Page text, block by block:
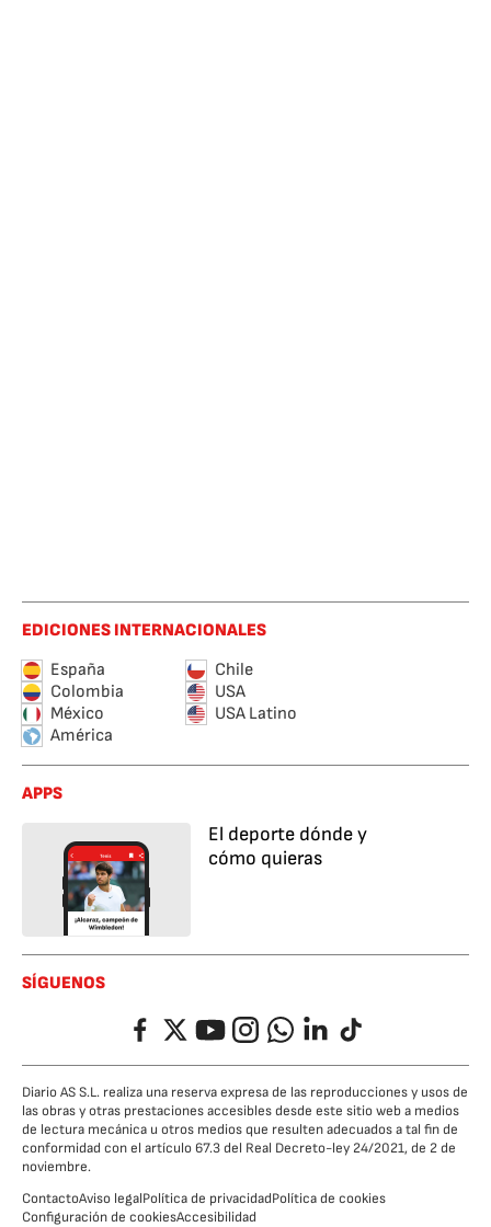
EDICIONES INTERNACIONALES
España
Chile
Colombia
USA
México
USA Latino
América
APPS
El deporte dónde y
cómo quieras
SÍGUENOS
FacebookTwitterYouTubeInstagramWhatsappLinkedIn
TikTok
Diario AS S.L. realiza una reserva expresa de las reproducciones y usos de
las obras y otras prestaciones accesibles desde este sitio web a medios
de lectura mecánica u otros medios que resulten adecuados a tal fin de
conformidad con el artículo 67.3 del Real Decreto-ley 24/2021, de 2 de
noviembre.
ContactoAviso legalPolítica de privacidadPolítica de cookies
Configuración de cookiesAccesibilidad